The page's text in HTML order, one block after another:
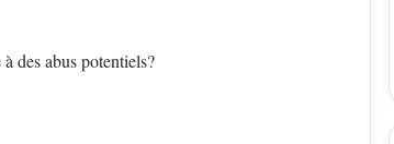
des abus potentiels?